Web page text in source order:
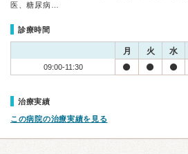
医、糖尿病…
診療時間
月 火 水
09:00-11:30
治療実績
この病院の治療実績を見る